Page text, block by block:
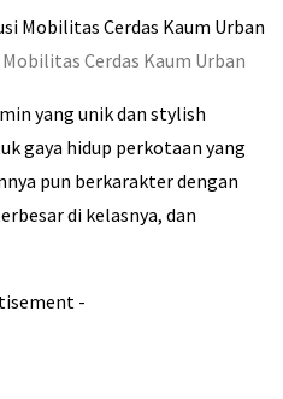
Cerdas Kaum Urban
yang unik dan stylish
gaya hidup perkotaan yang
pun berkarakter dengan
di kelasnya, dan
-